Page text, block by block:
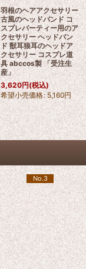
羽根のヘアアクセサリー
古風のヘッドバンド コ
スプレパーティー用のア
クセサリー ヘッドバン
ド 獣耳狼耳のヘッドア
クセサリー コスプレ道
具 abccos製 「受注生
産」
3,620円(税込)
希望小売価格: 5,160円
No.3